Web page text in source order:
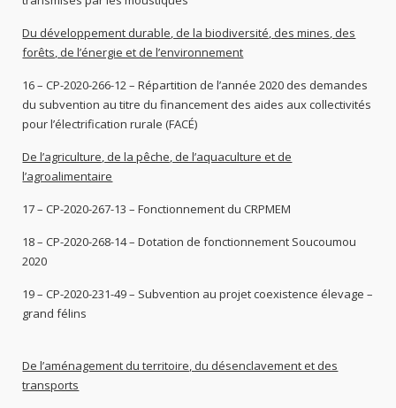
Du développement durable, de la biodiversité, des mines, des
forêts, de l’énergie et de l’environnement
16 – CP-2020-266-12 – Répartition de l’année 2020 des demandes
du subvention au titre du financement des aides aux collectivités
pour l’électrification rurale (FACÉ)
De l’agriculture, de la pêche, de l’aquaculture et de
l’agroalimentaire
17 – CP-2020-267-13 – Fonctionnement du CRPMEM
18 – CP-2020-268-14 – Dotation de fonctionnement Soucoumou
2020
19 – CP-2020-231-49 – Subvention au projet coexistence élevage –
grand félins
De l’aménagement du territoire, du désenclavement et des
transports